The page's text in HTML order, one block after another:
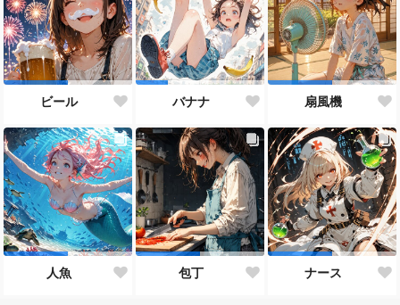
ビール バナナ 扇風機
人魚 包丁 ナース